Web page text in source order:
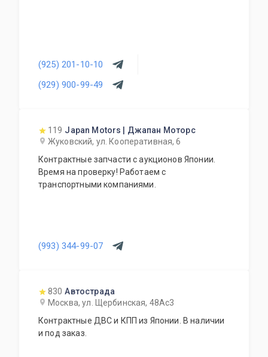
(925) 201-10-10
(929) 900-99-49
119 Japan Motors | Джапан Моторс
Жуковский, ул. Кооперативная, 6
Контрактные запчасти с аукционов Японии.
Время на проверку! Работаем с
транспортными компаниями.
(993) 344-99-07
830 Автострада
Москва, ул. Щербинская, 48Ас3
Контрактные ДВС и КПП из Японии. В наличии
и под заказ.